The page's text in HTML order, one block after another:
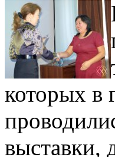
которых в
выставки,